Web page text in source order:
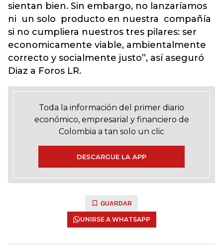
sientan bien. Sin embargo, no lanzaríamos
ni un solo producto en nuestra compañía
si no cumpliera nuestros tres pilares: ser
economicamente viable, ambientalmente
correcto y socialmente justo”, así aseguró
Diaz a Foros LR.
Toda la información del primer diario
económico, empresarial y financiero de
Colombia a tan solo un clic
DESCARGUE LA APP
GUARDAR
UNIRSE A WHATSAPP